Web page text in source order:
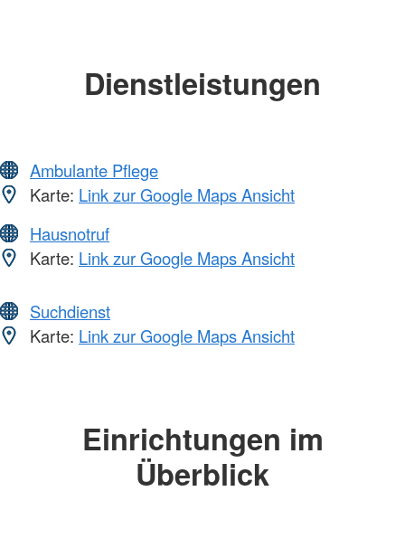
Dienstleistungen
Ambulante Pflege
Karte: Link zur Google Maps Ansicht
Hausnotruf
Karte: Link zur Google Maps Ansicht
Suchdienst
Karte: Link zur Google Maps Ansicht
Einrichtungen im
Überblick